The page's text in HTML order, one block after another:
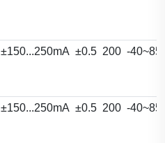
±150...250mA ±0.5 200 -40~85
±150...250mA ±0.5 200 -40~85